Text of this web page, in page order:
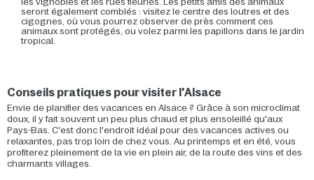
seront également comblés : visitez le centre des loutres et des
cigognes, où vous pourrez observer de près comment ces
animaux sont protégés, ou volez parmi les papillons dans le jardin
tropical.
Conseils pratiques pour visiter l'Alsace
Envie de planifier des vacances en Alsace ? Grâce à son microclimat
doux, il y fait souvent un peu plus chaud et plus ensoleillé qu'aux
Pays-Bas. C'est donc l'endroit idéal pour des vacances actives ou
relaxantes, pas trop loin de chez vous. Au printemps et en été, vous
profiterez pleinement de la vie en plein air, de la route des vins et des
charmants villages.